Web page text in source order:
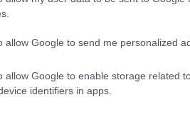
allow Google to send me personalized
allow Google to enable storage related
identifiers in apps.